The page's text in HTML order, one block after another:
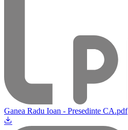
Ganea Radu Ioan - Presedinte CA.pdf